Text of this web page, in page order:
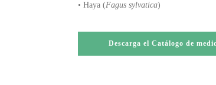
• Haya (Fagus sylvatica)
Descarga el Catálogo de